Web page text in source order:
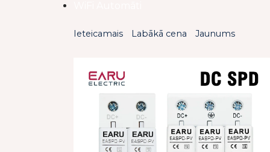
Ieteicamais Labākā cena Jaunums